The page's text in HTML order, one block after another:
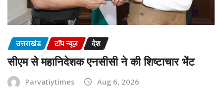
उत्तराखंड टॉप न्यूज़ देश
सीएम से महानिदेशक एनसीसी ने की शिष्टाचार भेंट
Parvatiytimes Aug 6, 2026